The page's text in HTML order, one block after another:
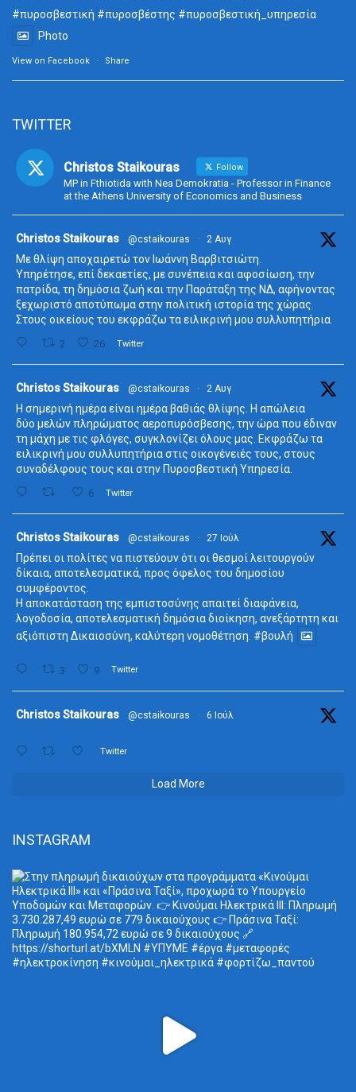
#πυροσβεστική #πυροσβέστης #πυροσβεστική_ υπηρεσία
Photo
View on Facebook · Share
TWITTER
Christos Staikouras Follow
MP in Fthiotida with Nea Demokratia - Professor in Finance
at the Athens University of Economics and Business
Christos Staikouras @cstaikouras · 2 Αυγ
Με θλίψη αποχαιρετώ τον Ιωάννη Βαρβιτσιώτη.
Υπηρέτησε, επί δεκαετίες, με συνέπεια και αφοσίωση, την
πατρίδα, τη δημόσια ζωή και την Παράταξη της ΝΔ, αφήνοντας
ξεχωριστό αποτύπωμα στην πολιτική ιστορία της χώρας.
Στους οικείους του εκφράζω τα ειλικρινή μου συλλυπητήρια.
2 26 Twitter
Christos Staikouras @cstaikouras · 2 Αυγ
Η σημερινή ημέρα είναι ημέρα βαθιάς θλίψης. Η απώλεια
δύο μελών πληρώματος αεροπυρόσβεσης, την ώρα που έδιναν
τη μάχη με τις φλόγες, συγκλονίζει όλους μας. Εκφράζω τα
ειλικρινή μου συλλυπητήρια στις οικογένειές τους, στους
συναδέλφους τους και στην Πυροσβεστική Υπηρεσία.
6 Twitter
Christos Staikouras @cstaikouras · 27 Ιούλ
Πρέπει οι πολίτες να πιστεύουν ότι οι θεσμοί λειτουργούν
δίκαια, αποτελεσματικά, προς όφελος του δημοσίου
συμφέροντος.
Η αποκατάσταση της εμπιστοσύνης απαιτεί διαφάνεια,
λογοδοσία, αποτελεσματική δημόσια διοίκηση, ανεξάρτητη και
αξιόπιστη Δικαιοσύνη, καλύτερη νομοθέτηση. #βουλή
3 9 Twitter
Christos Staikouras @cstaikouras · 6 Ιούλ
Twitter
Load More
INSTAGRAM